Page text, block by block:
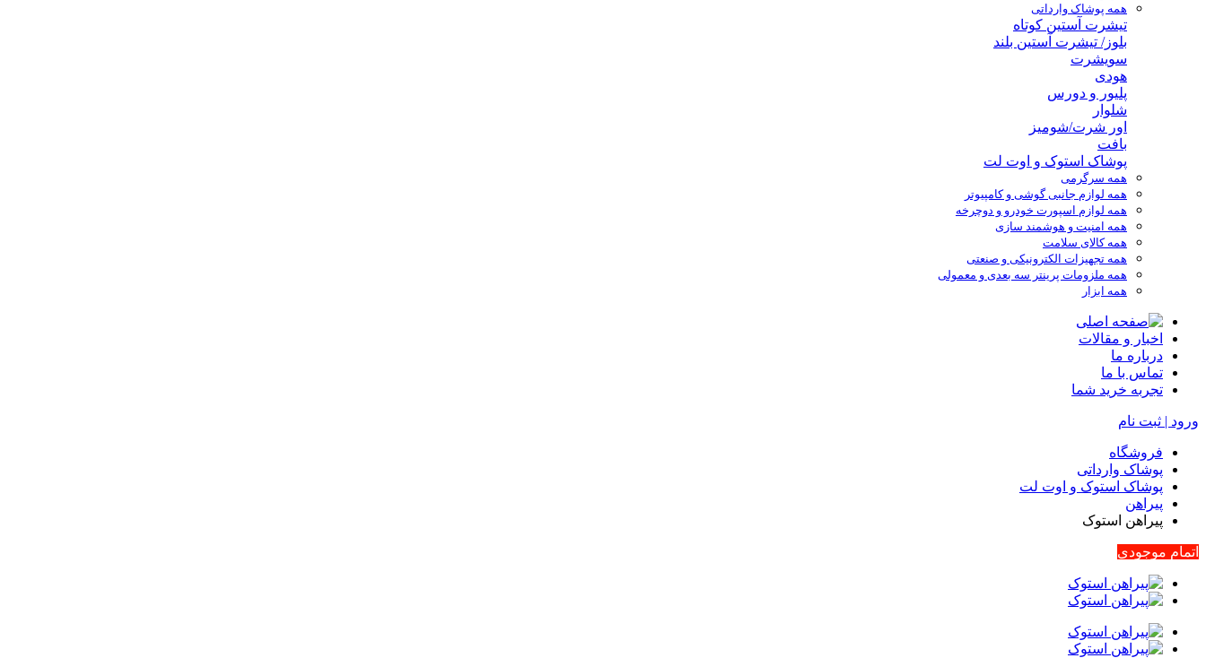
همه پوشاک وارداتی
تیشرت آستین کوتاه
بلوز/ تیشرت آستین بلند
سویشرت
هودی
پلیور و دورس
شلوار
اور شرت/شومیز
بافت
پوشاک استوک و اوت لت
همه سرگرمی
همه لوازم جانبی گوشی و کامپیوتر
همه لوازم اسپورت خودرو و دوچرخه
همه امنیت و هوشمند سازی
همه کالای سلامت
همه تجهیزات الکترونیکی و صنعتی
همه ملزومات پرینتر سه بعدی و معمولی
همه ابزار
اخبار و مقالات
درباره ما
تماس با ما
تجربه خرید شما
ورود | ثبت نام
فروشگاه
پوشاک وارداتی
پوشاک استوک و اوت لت
پیراهن
پیراهن استوک
اتمام موجودی